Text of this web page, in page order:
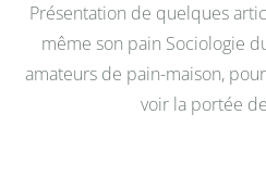
Présentation de quelques
même son pain Sociologie
amateurs de pain-maison,
voir la portée